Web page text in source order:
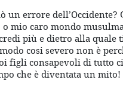
un errore
mio caro mondo
più e dietro alla
cosi severo non è
figli consapevoli di tutto
che è diventata un mito!